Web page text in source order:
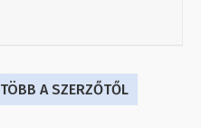
TÖBB A SZERZŐTŐL